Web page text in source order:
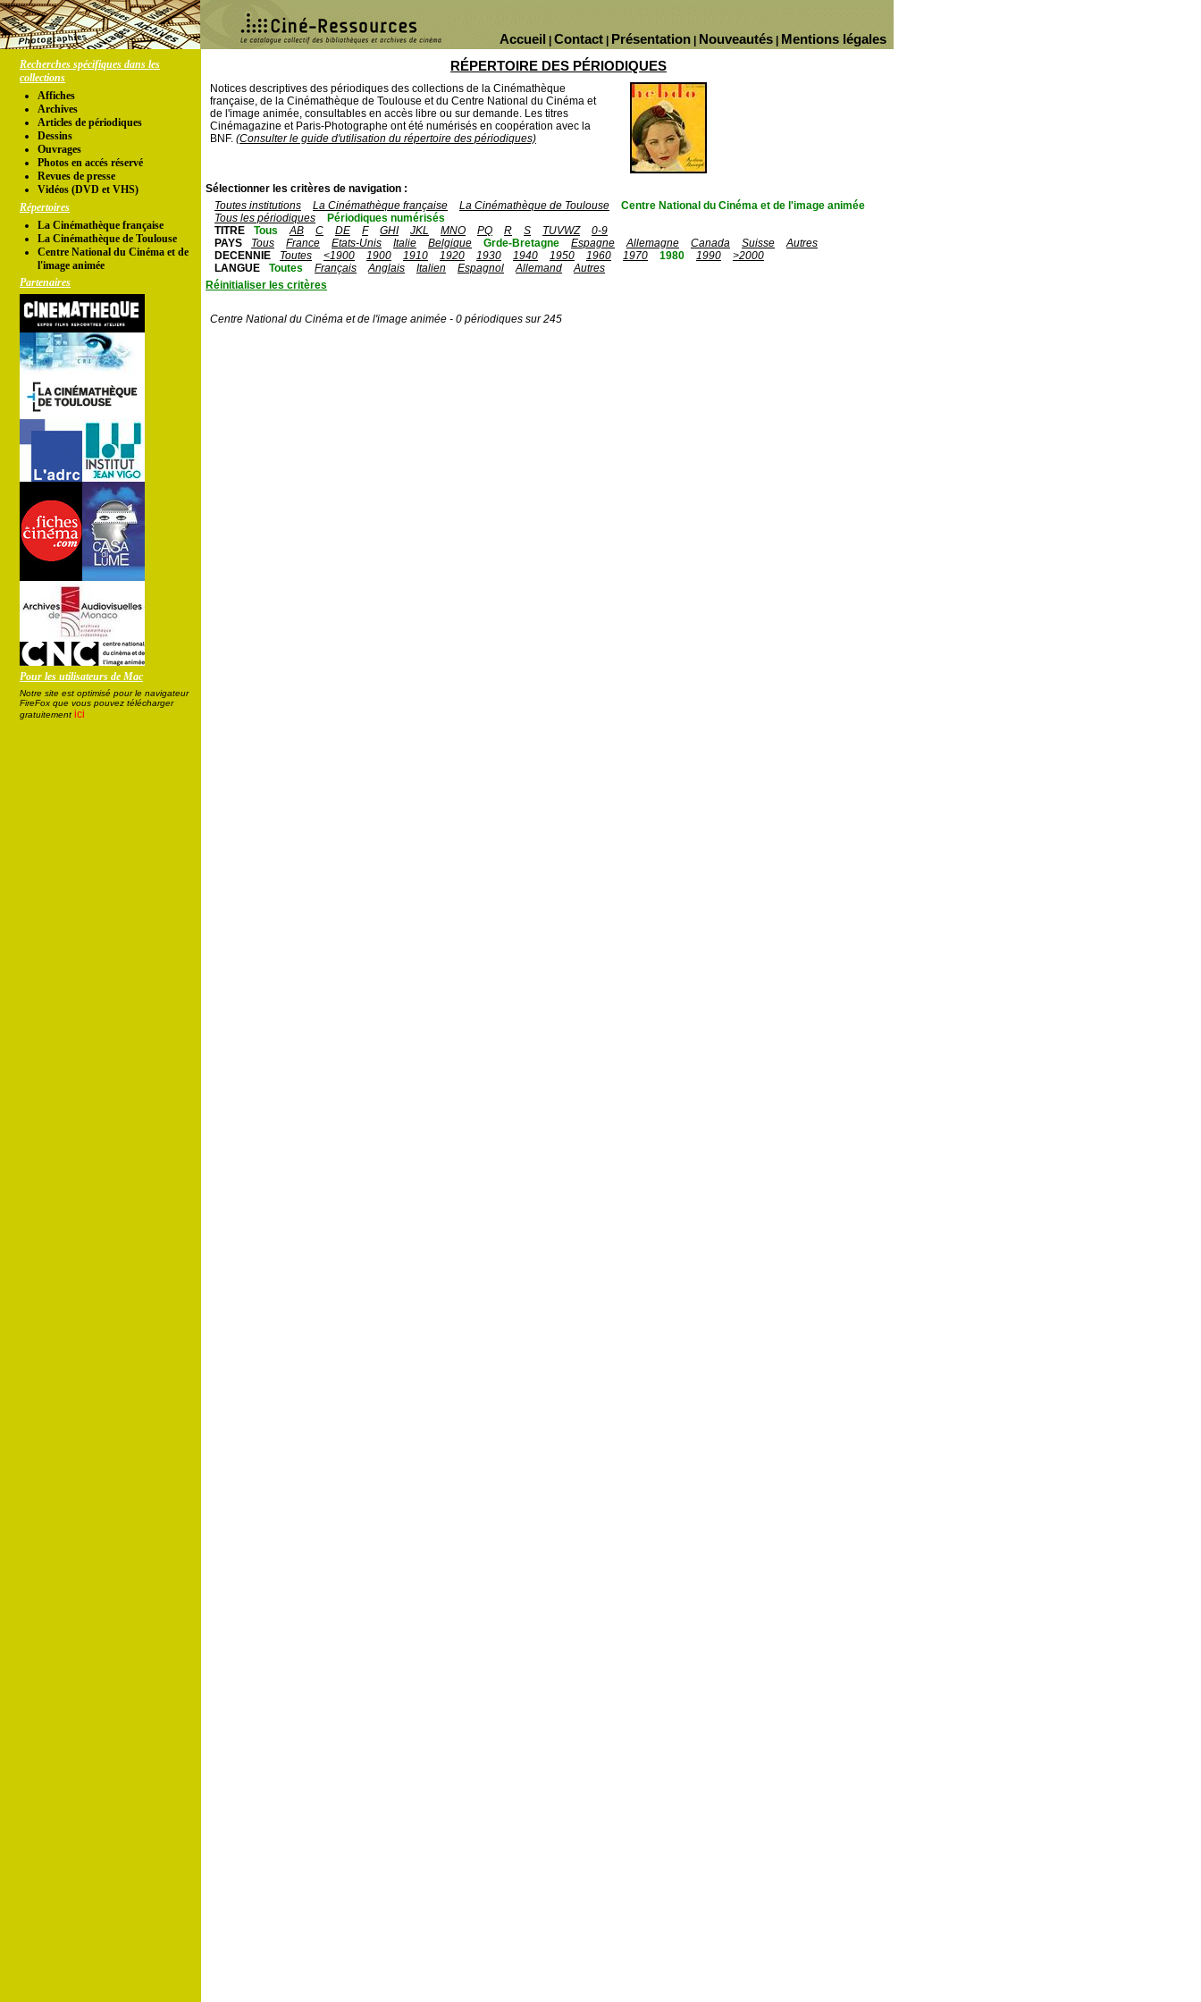
Mentions légales
Nouveautés
Présentation
Contact
Accueil
Recherches spécifiques dans les
collections
Affiches
Archives
Articles de périodiques
Dessins
Ouvrages
Photos en accés réservé
Revues de presse
Vidéos (DVD et VHS)
Répertoires
La Cinémathèque française
La Cinémathèque de Toulouse
Centre National du Cinéma et de
l'image animée
Partenaires
Pour les utilisateurs de Mac
Notre site est optimisé pour le navigateur
FireFox que vous pouvez télécharger
gratuitement ici
RÉPERTOIRE DES PÉRIODIQUES
Notices descriptives des périodiques des collections de la Cinémathèque
française, de la Cinémathèque de Toulouse et du Centre National du Cinéma et
de l'image animée, consultables en accès libre ou sur demande. Les titres
Cinémagazine et Paris-Photographe ont été numérisés en coopération avec la
BNF. (Consulter le guide d'utilisation du répertoire des périodiques)
Sélectionner les critères de navigation :
Toutes institutions
La Cinémathèque française La Cinémathèque de Toulouse
Centre National du Cinéma et de l'image animée
Tous les périodiques
Périodiques numérisés
TITRE
Tous AB C DE F GHI JKL MNO PQ R S TUVWZ
0-9
PAYS
Tous France Etats-Unis Italie Belgique Grde-Bretagne Espagne Allemagne Canada Suisse
Autres
DECENNIE
Toutes <1900 1900 1910 1920 1930 1940 1950 1960 1970 1980 1990
>2000
LANGUE
Toutes Français Anglais Italien Espagnol Allemand
Autres
Réinitialiser les critères
Centre National du Cinéma et de l'image animée - 0 périodiques sur 245